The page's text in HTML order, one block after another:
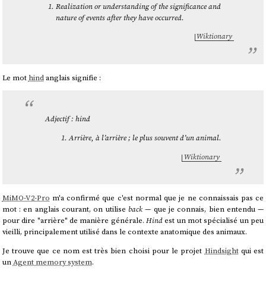
Realization or understanding of the significance and
nature of events after they have occurred.
Wiktionary
Le mot hindanglais signifie :
Adjectif : hind
Arrière, à l’arrière ; le plus souvent d’un animal.
Wiktionary
MiMO-V2-Pro m'a confirmé que c'est normal que je ne connaissais pas ce
mot : en anglais courant, on utilise back — que je connais, bien entendu —
pour dire "arrière" de manière générale. Hindest un mot spécialisé un peu
vieilli, principalement utilisé dans le contexte anatomique des animaux.
Je trouve que ce nom est très bien choisi pour le projet Hindsightqui est
unAgent memory system.